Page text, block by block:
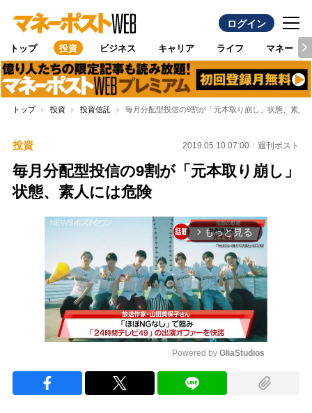
ログイン
トップ 投資 ビジネス キャリア ライフ マネー
トップ 投資 投資信託 毎月分配型投信の9割が「元本取り崩し」状態、素人
投資 2019.05.10 07:00 週刊ポスト
毎月分配型投信の9割が「元本取り崩し」
状態、素人には危険
arrow_forward_ios もっと見る
Powered by GliaStudios